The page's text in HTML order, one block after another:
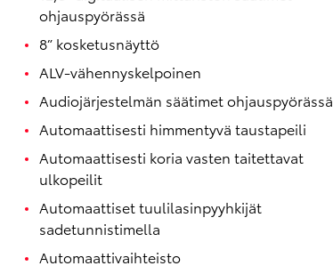
ohjauspyörässä
8” kosketusnäyttö
ALV-vähennyskelpoinen
Audiojärjestelmän säätimet ohjauspyörässä
Automaattisesti himmentyvä taustapeili
Automaattisesti koria vasten taitettavat
ulkopeilit
Automaattiset tuulilasinpyyhkijät
sadetunnistimella
Automaattivaihteisto